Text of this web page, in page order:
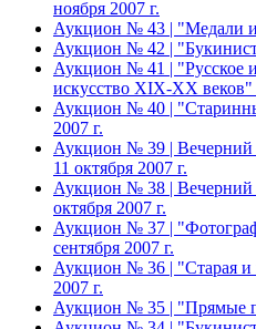
ноября 2007 г.
Аукцион № 43 | "Медали и
Аукцион № 42 |
Аукцион № 41 | "Русское
искусство XIX-XX веков"
Аукцион № 40 |
2007 г.
Аукцион № 39 |
11 октября 2007 г.
Аукцион № 38 | Вечерний
октября 2007 г.
Аукцион № 37 |
сентября 2007 г.
Аукцион № 36 | "Старая и
2007 г.
Аукцион № 35 | "Прямые